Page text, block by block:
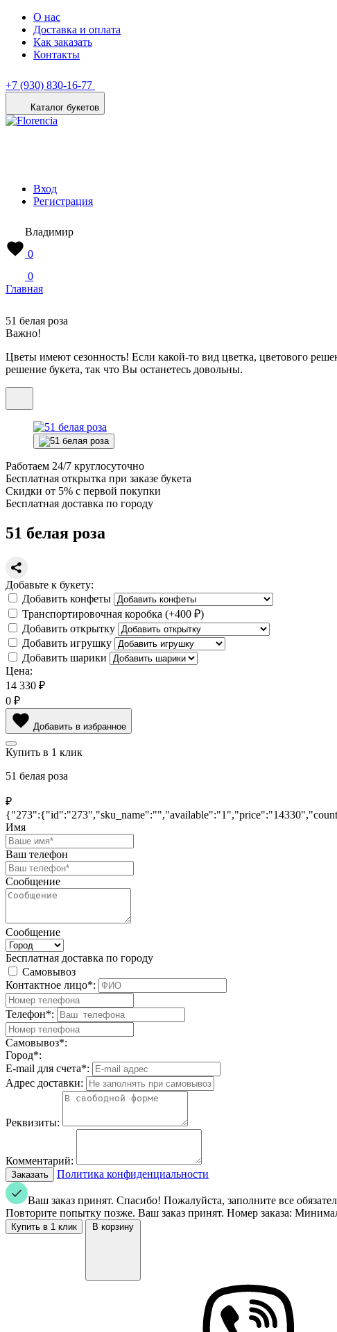
О нас
Доставка и оплата
Как заказать
Контакты
+7 (930) 830-16-77
Каталог букетов
Вход
Регистрация
Владимир
0
0
Главная
51 белая роза
Важно!
Цветы имеют сезонность! Если какой-то вид цветка, цветового
решение букета, так что Вы останетесь довольны.
Работаем 24/7 круглосуточно
Бесплатная открытка при заказе букета
Скидки от 5% с первой покупки
Бесплатная доставка по городу
51 белая роза
Добавьте к букету:
Добавить конфеты
Транспортировочная коробка (+400 ₽)
Добавить открытку
Добавить игрушку
Добавить шарики
Цена:
14 330 ₽
0 ₽
Добавить в избранное
Купить в 1 клик
51 белая роза
₽
Имя
Ваш телефон
Сообщение
Сообщение
Бесплатная доставка по городу
Самовывоз
Контактное лицо*:
Телефон*:
Самовывоз*:
Город*:
E-mail для счета*:
Адрес доставки:
Реквизиты:
Комментарий:
Политика конфиденциальности
Ваш заказ принят. Спасибо! Пожалуйста, заполните все
Повторите попытку позже. Ваш заказ принят. Номер заказа:
В корзину